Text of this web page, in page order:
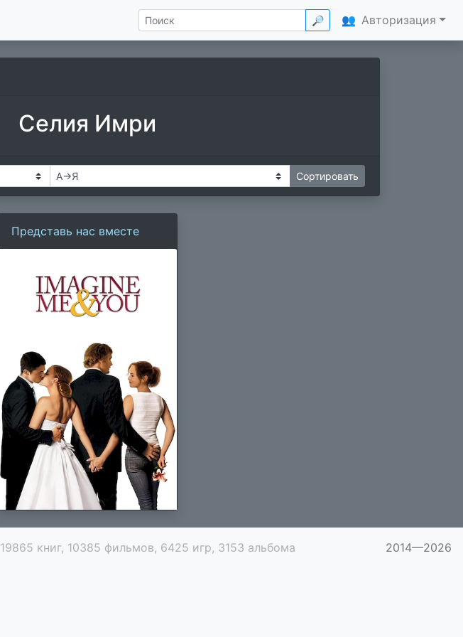
🔎 👥 Авторизация
Селия Имри
Представь нас вместе
19865 книг, 10385 фильмов, 6425 игр, 3153 альбома 2014—2026